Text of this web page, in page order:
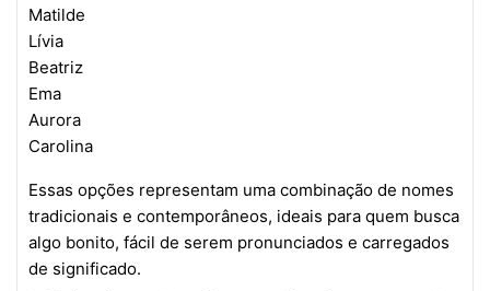
Matilde
Lívia
Beatriz
Ema
Aurora
Carolina
Essas opções representam uma combinação de nomes
tradicionais e contemporâneos, ideais para quem busca
algo bonito, fácil de serem pronunciados e carregados
de significado.